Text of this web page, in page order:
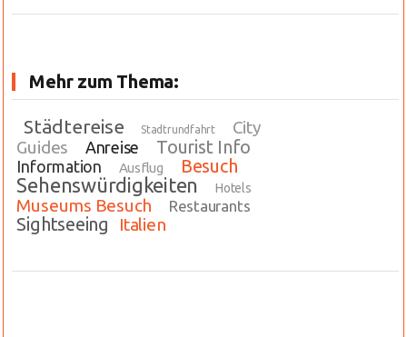
Mehr zum Thema:
Städtereise Stadtrundfahrt
City
Guides
Anreise Tourist Info
Information Ausflug Besuch
Sehenswürdigkeiten Hotels
Museums Besuch Restaurants
Sightseeing Italien